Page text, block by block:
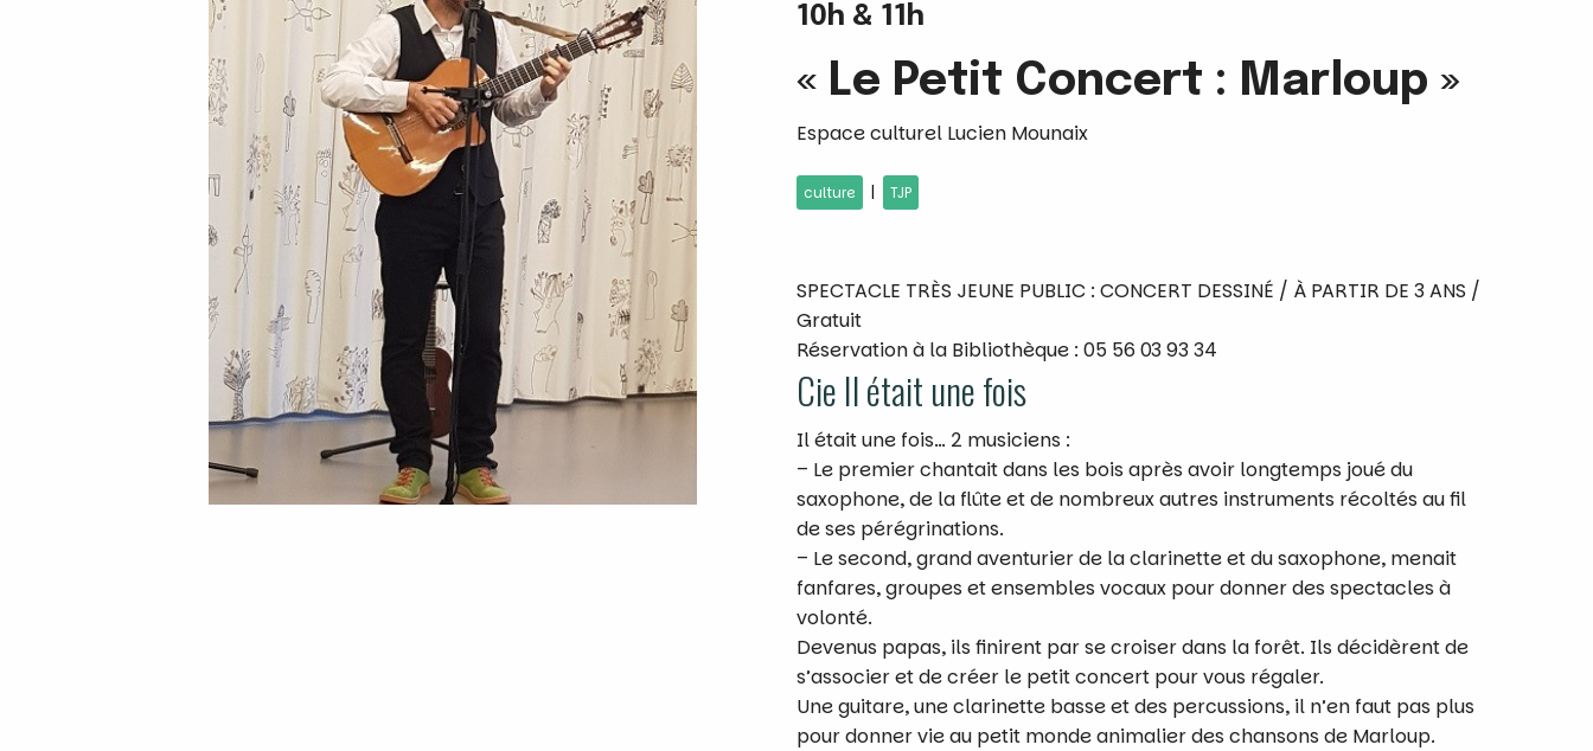
10h & 11h
« Le Petit Concert : Marloup »
Espace culturel Lucien Mounaix
culture | TJP
SPECTACLE TRÈS JEUNE PUBLIC : CONCERT DESSINÉ / À PARTIR DE 3 ANS /
Gratuit
Réservation à la Bibliothèque : 05 56 03 93 34
Cie Il était une fois
Il était une fois… 2 musiciens :
– Le premier chantait dans les bois après avoir longtemps joué du
saxophone, de la flûte et de nombreux autres instruments récoltés au fil
de ses pérégrinations.
– Le second, grand aventurier de la clarinette et du saxophone, menait
fanfares, groupes et ensembles vocaux pour donner des spectacles à
volonté.
Devenus papas, ils finirent par se croiser dans la forêt. Ils décidèrent de
s’associer et de créer le petit concert pour vous régaler.
Une guitare, une clarinette basse et des percussions, il n’en faut pas plus
pour donner vie au petit monde animalier des chansons de Marloup.